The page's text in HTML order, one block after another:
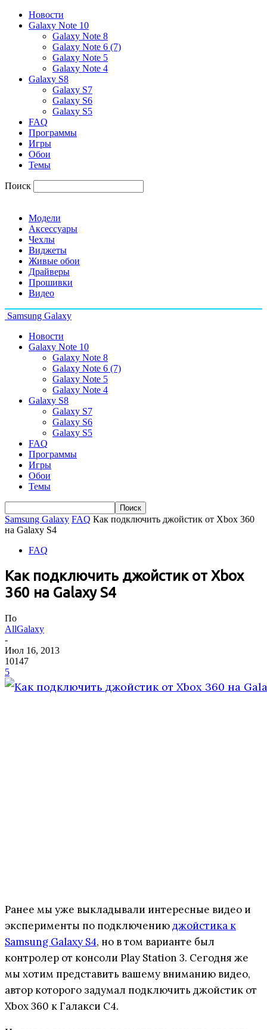
Новости
Galaxy Note 10
Galaxy Note 8
Galaxy Note 6 (7)
Galaxy Note 5
Galaxy Note 4
Galaxy S8
Galaxy S7
Galaxy S6
Galaxy S5
FAQ
Программы
Игры
Обои
Темы
Поиск
Модели
Аксессуары
Чехлы
Виджеты
Живые обои
Драйверы
Прошивки
Видео
Samsung Galaxy
Новости
Galaxy Note 10
Galaxy Note 8
Galaxy Note 6 (7)
Galaxy Note 5
Galaxy Note 4
Galaxy S8
Galaxy S7
Galaxy S6
Galaxy S5
FAQ
Программы
Игры
Обои
Темы
Samsung Galaxy FAQ Как подключить джойстик от Xbox 360
на Galaxy S4
FAQ
Как подключить джойстик от Xbox
360 на Galaxy S4
По
AllGalaxy
-
Июл 16, 2013
10147
5
Ранее мы уже выкладывали интересные видео и
эксперименты по подключениюджойстика к
Samsung Galaxy S4, но в том варианте был
контролер от консоли Play Station 3. Сегодня же
мы хотим представить вашему вниманию видео,
автор которого задумал подключить джойстик от
Xbox 360 к Галакси C4.